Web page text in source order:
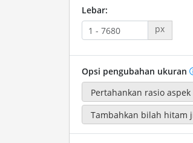
Lebar:
px
Opsi pengubahan ukuran